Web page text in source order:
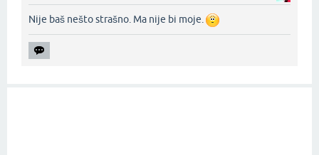
Nije baš nešto strašno. Ma nije bi moje.